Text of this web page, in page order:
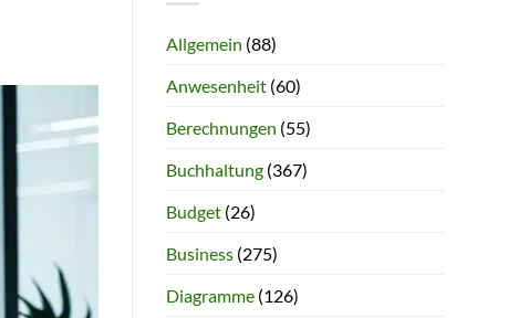
Allgemein (88)
Anwesenheit(60)
Berechnungen (55)
Buchhaltung(367)
Budget(26)
Business(275)
Diagramme(126)